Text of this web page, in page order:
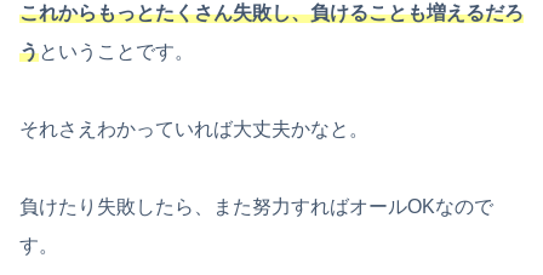
これからもっとたくさん失敗し、負けることも増えるだろ
うということです。
それさえわかっていれば大丈夫かなと。
負けたり失敗したら、また努力すればオールOKなので
す。